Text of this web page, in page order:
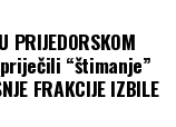
PRIJEDORSKOM
“štimanje”
FRAKCIJE IZBILE